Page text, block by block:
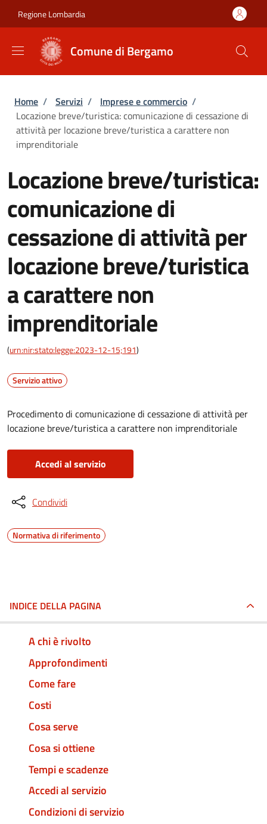
Regione Lombardia
Comune di Bergamo
Briciole di pane
Home / Servizi / Imprese e commercio /
Locazione breve/turistica: comunicazione di cessazione di
attività per locazione breve/turistica a carattere non
imprenditoriale
Locazione breve/turistica:
comunicazione di
cessazione di attività per
locazione breve/turistica
a carattere non
imprenditoriale
(urn:nir:stato:legge:2023-12-15;191)
Servizio attivo
Procedimento di comunicazione di cessazione di attività per
locazione breve/turistica a carattere non imprenditoriale
Accedi al servizio
Condividi
Normativa di riferimento
INDICE DELLA PAGINA
A chi è rivolto
Approfondimenti
Come fare
Costi
Cosa serve
Cosa si ottiene
Tempi e scadenze
Accedi al servizio
Condizioni di servizio